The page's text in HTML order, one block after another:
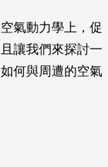
氣動力學上，促
讓我們來探討一
何與周遭的空氣